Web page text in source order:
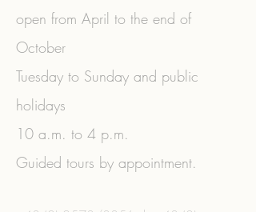
open from April to the end of
October
Tuesday to Sunday and public
holidays
10 a.m. to 4 p.m.
Guided tours by appointment.